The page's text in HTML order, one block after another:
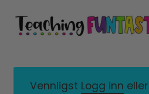
Hopp
til
Hopp
til
MIN KONTO
Vennligst Logg inn eller